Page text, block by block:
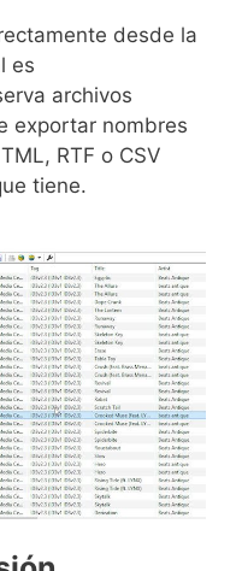
desde la
es
archivos
exportar nombres
RTF o CSV
tiene.